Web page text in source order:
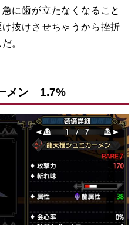
に歯が立たなくなること
抜けさせちゃうから挫折
。
メン 1.7%